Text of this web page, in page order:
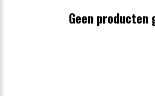
Geen producten